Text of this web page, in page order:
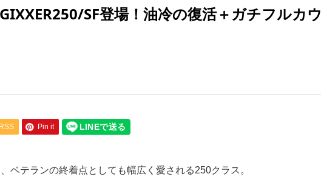
SF登場！油冷の復活＋ガチフルカウ
RSS Pin it
ベテランの終着点としても幅広く愛される250クラス。